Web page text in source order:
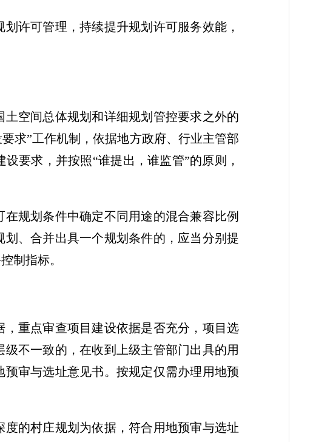
许可管理，持续提升规划许可服务效能，
土空间总体规划和详细规划管控要求之外的
求”工作机制，依据地方政府、行业主管部
要求，并按照“谁提出，谁监管”的原则，
规划条件中确定不同用途的混合兼容比例
、合并出具一个规划条件的，应当分别提
制指标。
，重点审查项目建设依据是否充分，项目选
不一致的，在收到上级主管部门出具的用
审与选址意见书。按规定仅需办理用地预
度的村庄规划为依据，符合用地预审与选址